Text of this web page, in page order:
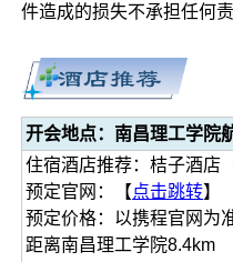
件造成的损失不承担任何
开会地点：南昌理工学院
住宿酒店推荐：桔子酒店
预定官网：【点击跳转】
预定价格：以携程官网为
距离南昌理工学院8.4km